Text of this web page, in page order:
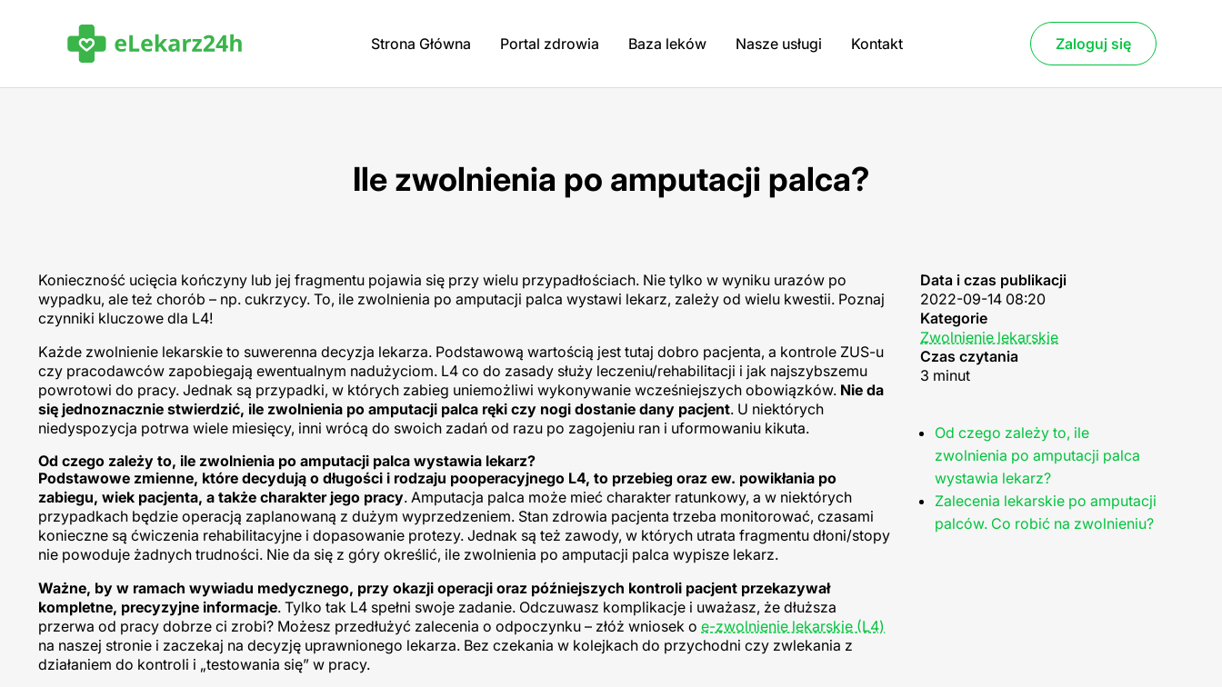
Strona Główna Portal zdrowia Baza leków Nasze usługi Kontakt Zaloguj się
Ile zwolnienia po amputacji palca?
Data i czas publikacji
2022-09-14 08:20
Kategorie
Zwolnienie lekarskie
Czas czytania
3 minut
Od czego zależy to, ile
zwolnienia po amputacji palca
wystawia lekarz?
Zalecenia lekarskie po amputacji
palców. Co robić na zwolnieniu?
Konieczność ucięcia kończyny lub jej fragmentu pojawia się przy wielu przypadłościach. Nie tylko w wyniku urazów po
wypadku, ale też chorób – np. cukrzycy. To, ile zwolnienia po amputacji palca wystawi lekarz, zależy od wielu kwestii. Poznaj
czynniki kluczowe dla L4!
Każde zwolnienie lekarskie to suwerenna decyzja lekarza. Podstawową wartością jest tutaj dobro pacjenta, a kontrole ZUS-u
czy pracodawców zapobiegają ewentualnym nadużyciom. L4 co do zasady służy leczeniu/rehabilitacji i jak najszybszemu
powrotowi do pracy. Jednak są przypadki, w których zabieg uniemożliwi wykonywanie wcześniejszych obowiązków. Nie da
się jednoznacznie stwierdzić, ile zwolnienia po amputacji palca ręki czy nogi dostanie dany pacjent. U niektórych
niedyspozycja potrwa wiele miesięcy, inni wrócą do swoich zadań od razu po zagojeniu ran i uformowaniu kikuta.
Od czego zależy to, ile zwolnienia po amputacji palca wystawia lekarz?
Podstawowe zmienne, które decydują o długości i rodzaju pooperacyjnego L4, to przebieg oraz ew. powikłania po
zabiegu, wiek pacjenta, a także charakter jego pracy. Amputacja palca może mieć charakter ratunkowy, a w niektórych
przypadkach będzie operacją zaplanowaną z dużym wyprzedzeniem. Stan zdrowia pacjenta trzeba monitorować, czasami
konieczne są ćwiczenia rehabilitacyjne i dopasowanie protezy. Jednak są też zawody, w których utrata fragmentu dłoni/stopy
nie powoduje żadnych trudności. Nie da się z góry określić, ile zwolnienia po amputacji palca wypisze lekarz.
Ważne, by w ramach wywiadu medycznego, przy okazji operacji oraz późniejszych kontroli pacjent przekazywał
kompletne, precyzyjne informacje. Tylko tak L4 spełni swoje zadanie. Odczuwasz komplikacje i uważasz, że dłuższa
przerwa od pracy dobrze ci zrobi? Możesz przedłużyć zalecenia o odpoczynku – złóż wniosek o e-zwolnienie lekarskie (L4)
na naszej stronie i zaczekaj na decyzję uprawnionego lekarza. Bez czekania w kolejkach do przychodni czy zwlekania z
działaniem do kontroli i „testowania się” w pracy.